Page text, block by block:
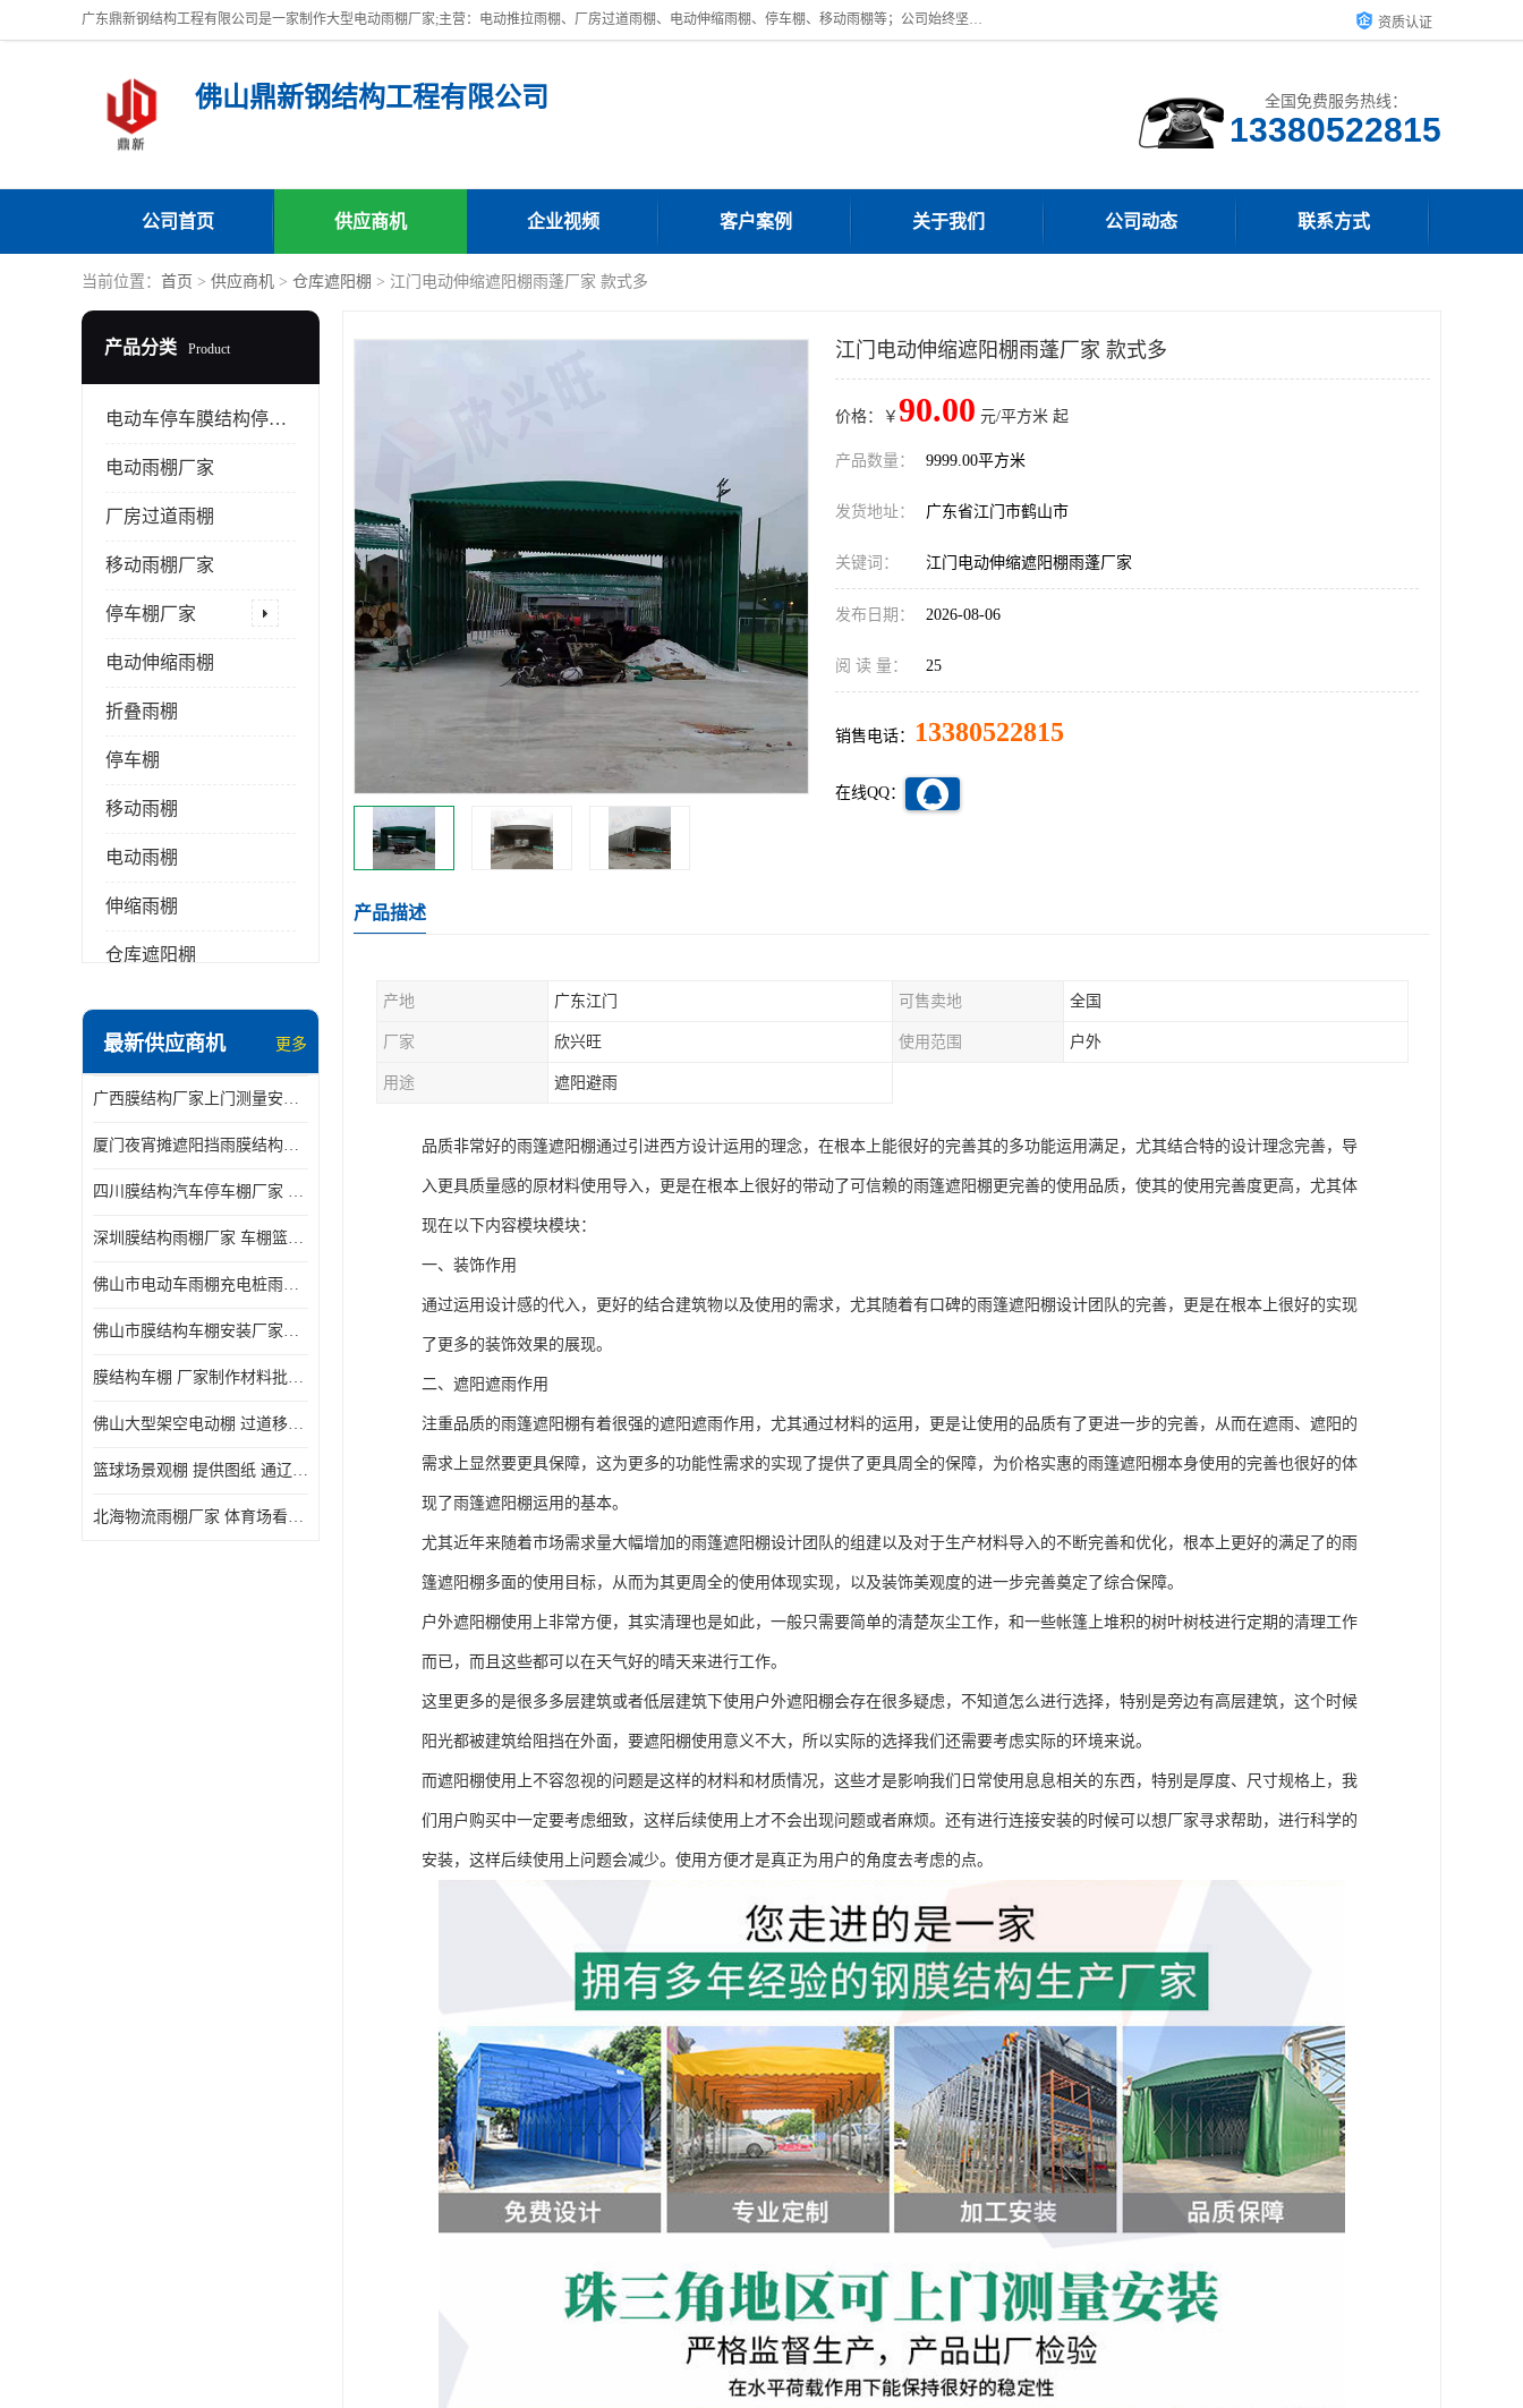
广东鼎新钢结构工程有限公司是一家制作大型电动雨棚厂家;主营：电动推拉雨棚、厂房过道雨棚、电动伸缩雨棚、停车棚、移动雨棚等；公司始终坚持结构创新,品质优越,美观形象,且售后服务好。公司充分吸纳当今休闲用品的前端技术和风格,为您带来质价相宜,时尚典雅的各种户外用品, 资质认证
佛山鼎新钢结构工程有限公司 全国免费服务热线：
13380522815
公司首页 供应商机 企业视频 客户案例 关于我们 公司动态 联系方式
当前位置： 首页 > 供应商机 > 仓库遮阳棚 > 江门电动伸缩遮阳棚雨蓬厂家 款式多
产品分类 Product
电动车停车膜结构停车棚
电动雨棚厂家
厂房过道雨棚
移动雨棚厂家
停车棚厂家
电动伸缩雨棚
折叠雨棚
停车棚
移动雨棚
电动雨棚
伸缩雨棚
仓库遮阳棚
电动推拉雨棚
膜结构停景观棚
最新供应商机 更多
广西膜结构厂家上门测量安装发货，厂家发货没有差价
厦门夜宵摊遮阳挡雨膜结构雨棚设计 上门测量 款式多
四川膜结构汽车停车棚厂家 款式多 提供报价
深圳膜结构雨棚厂家 车棚篮球场体育看台 规格多样
佛山市电动车雨棚充电桩雨棚小区电动车棚
佛山市膜结构车棚安装厂家发货安装
膜结构车棚 厂家制作材料批发安装一体式工厂
佛山大型架空电动棚 过道移动雨蓬 屋轨道悬空棚免费测量
篮球场景观棚 提供图纸 通辽膜结构厂家
北海物流雨棚厂家 体育场看台雨棚 价格优惠
江门电动伸缩遮阳棚雨蓬厂家 款式多
价格：￥ 90.00 元/平方米 起
产品数量： 9999.00平方米
发货地址： 广东省江门市鹤山市
关键词： 江门电动伸缩遮阳棚雨蓬厂家
发布日期： 2026-08-06
阅 读 量： 25
销售电话： 13380522815
在线QQ：
产品描述
产地 广东江门 可售卖地 全国
厂家 欣兴旺 使用范围 户外
用途 遮阳避雨
品质非常好的雨篷遮阳棚通过引进西方设计运用的理念，在根本上能很好的完善其的多功能运用满足，尤其结合特的设计理念完善，导
入更具质量感的原材料使用导入，更是在根本上很好的带动了可信赖的雨篷遮阳棚更完善的使用品质，使其的使用完善度更高，尤其体
现在以下内容模块模块：
一、装饰作用
通过运用设计感的代入，更好的结合建筑物以及使用的需求，尤其随着有口碑的雨篷遮阳棚设计团队的完善，更是在根本上很好的实现
了更多的装饰效果的展现。
二、遮阳遮雨作用
注重品质的雨篷遮阳棚有着很强的遮阳遮雨作用，尤其通过材料的运用，更是让使用的品质有了更进一步的完善，从而在遮雨、遮阳的
需求上显然要更具保障，这为更多的功能性需求的实现了提供了更具周全的保障，为价格实惠的雨篷遮阳棚本身使用的完善也很好的体
现了雨篷遮阳棚运用的基本。
尤其近年来随着市场需求量大幅增加的雨篷遮阳棚设计团队的组建以及对于生产材料导入的不断完善和优化，根本上更好的满足了的雨
篷遮阳棚多面的使用目标，从而为其更周全的使用体现实现，以及装饰美观度的进一步完善奠定了综合保障。
户外遮阳棚使用上非常方便，其实清理也是如此，一般只需要简单的清楚灰尘工作，和一些帐篷上堆积的树叶树枝进行定期的清理工作
而已，而且这些都可以在天气好的晴天来进行工作。
这里更多的是很多多层建筑或者低层建筑下使用户外遮阳棚会存在很多疑虑，不知道怎么进行选择，特别是旁边有高层建筑，这个时候
阳光都被建筑给阻挡在外面，要遮阳棚使用意义不大，所以实际的选择我们还需要考虑实际的环境来说。
而遮阳棚使用上不容忽视的问题是这样的材料和材质情况，这些才是影响我们日常使用息息相关的东西，特别是厚度、尺寸规格上，我
们用户购买中一定要考虑细致，这样后续使用上才不会出现问题或者麻烦。还有进行连接安装的时候可以想厂家寻求帮助，进行科学的
安装，这样后续使用上问题会减少。使用方便才是真正为用户的角度去考虑的点。